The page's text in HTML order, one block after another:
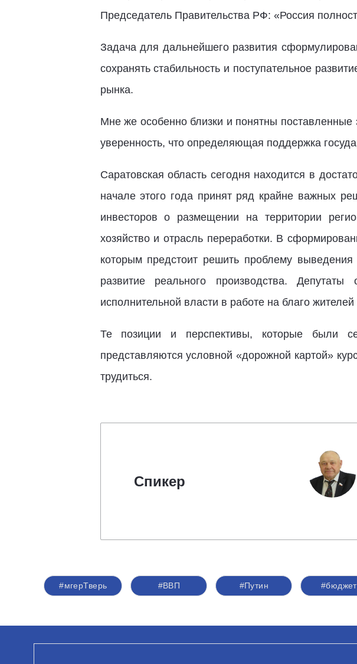
Председатель Правительства РФ: «Россия
Задача для дальнейшего развития
сохранять стабильность и поступательное
рынка.
Мне же особенно близки и понятны
уверенность, что определяющая поддержка
Саратовская область сегодня находится в
начале этого года принят ряд крайне важных
инвесторов о размещении на территории
хозяйство и отрасль переработки. В
которым предстоит решить проблему
развитие реального производства.
исполнительной власти в работе на благо
Те позиции и перспективы, которые были
представляются условной «дорожной картой»
трудиться.
Спикер
#мгерТверь #ВВП #Путин #бюджет